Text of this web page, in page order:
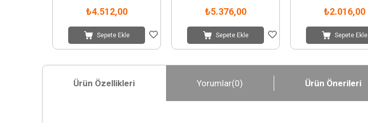
₺4.512,00
Sepete Ekle
₺5.376,00
Sepete Ekle
₺2.016,00
Sepete Ekle
Ürün Özellikleri Yorumlar(0) Ürün Önerileri